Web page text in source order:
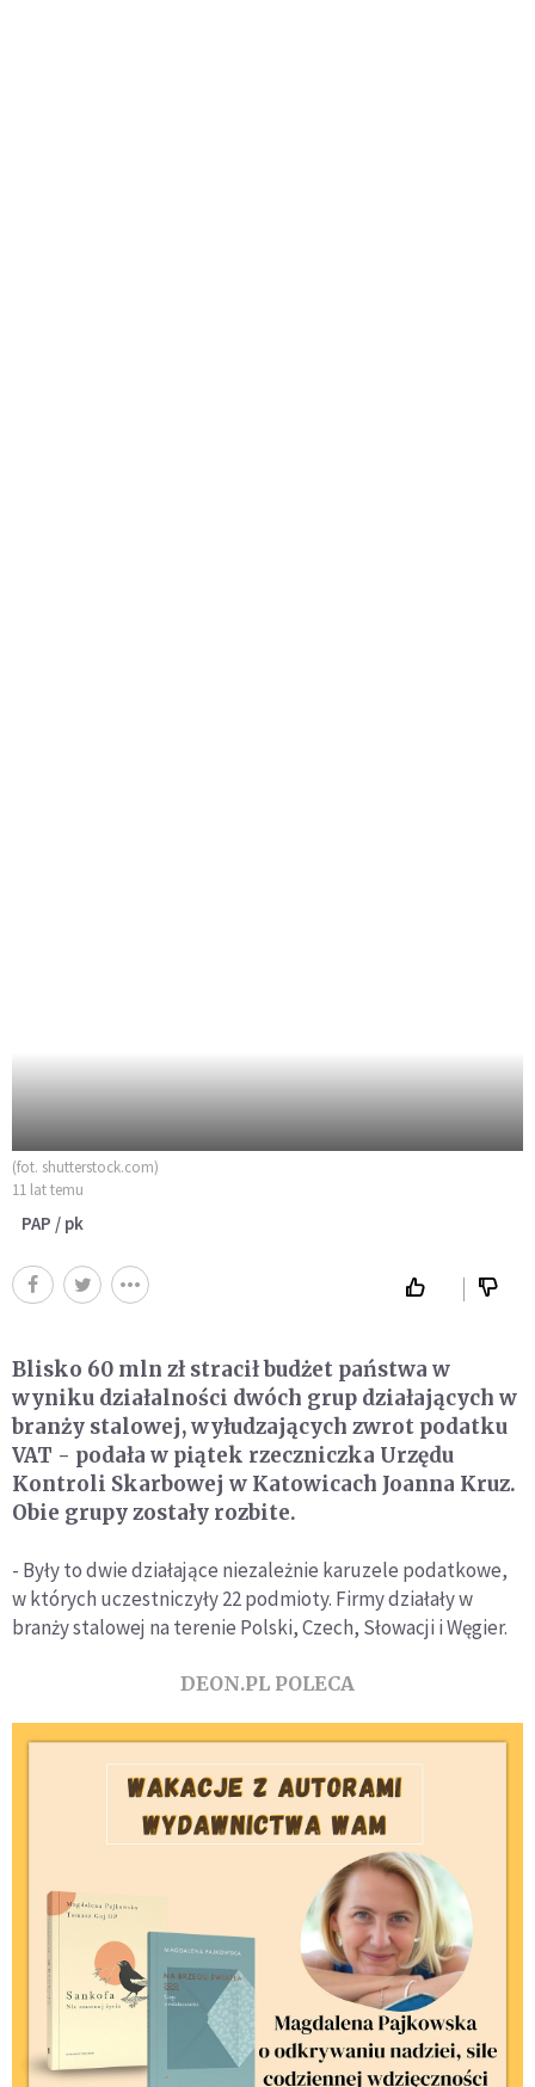
(fot. shutterstock.com)
11 lat temu
PAP / pk
Blisko 60 mln zł stracił budżet państwa w
wyniku działalności dwóch grup działających w
branży stalowej, wyłudzających zwrot podatku
VAT - podała w piątek rzeczniczka Urzędu
Kontroli Skarbowej w Katowicach Joanna Kruz.
Obie grupy zostały rozbite.
- Były to dwie działające niezależnie karuzele podatkowe,
w których uczestniczyły 22 podmioty. Firmy działały w
branży stalowej na terenie Polski, Czech, Słowacji i Węgier.
DEON.PL POLECA